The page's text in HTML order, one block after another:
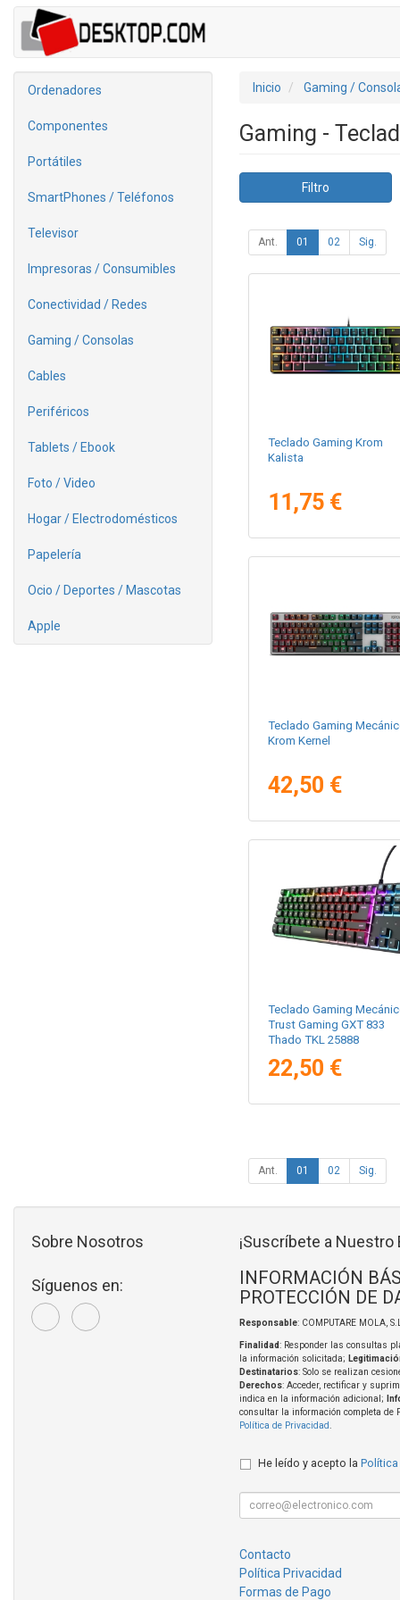
Ordenadores
Componentes
Portátiles
SmartPhones / Teléfonos
Televisor
Impresoras / Consumibles
Conectividad / Redes
Gaming / Consolas
Cables
Periféricos
Tablets / Ebook
Foto / Video
Hogar / Electrodomésticos
Papelería
Ocio / Deportes / Mascotas
Apple
Inicio Gaming /
Gaming -
Filtro
Ant. 01 02 Sig.
Teclado Gaming Krom
Kalista
11,75 €
Teclado Gaming
Krom Kernel
42,50 €
Teclado Gaming
Trust Gaming GXT 833
Thado TKL 25888
22,50 €
Ant. 01 02 Sig.
Sobre Nosotros
Síguenos en:
¡Suscríbete a Nuestro
INFORMACIÓN
PROTECCIÓN DE
Responsable: COMPUTARE MOLA,
Finalidad: Responder las consultas
la información solicitada;
Destinatarios: Solo se realizan
Derechos: Acceder, rectificar y
indica en la información adicional;
consultar la información completa de
Política de Privacidad.
He leído y acepto la Política
Contacto
Política Privacidad
Formas de Pago